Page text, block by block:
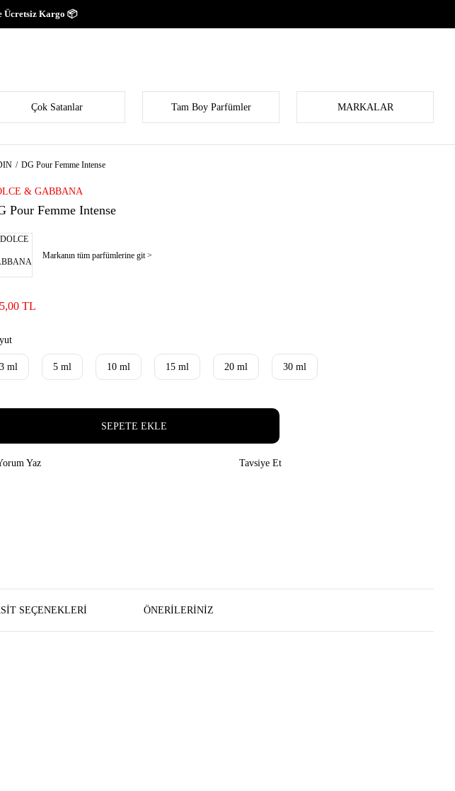
Ücretsiz Kargo 📦
Çok Satanlar Tam Boy Parfümler MARKALAR
DG Pour Femme Intense
& GABBANA
Pour Femme Intense
Markanın tüm parfümlerine git >
TL
3 ml 5 ml 10 ml 15 ml 20 ml 30 ml
SEPETE EKLE
Yaz Tavsiye Et
SEÇENEKLERI ÖNERILERINIZ